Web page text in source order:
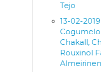
Tejo
13-02-
Chakall,
Rouxinol